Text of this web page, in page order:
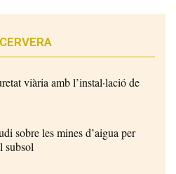
viària amb l’instal·lació de
sobre les mines d’aigua per
subsol